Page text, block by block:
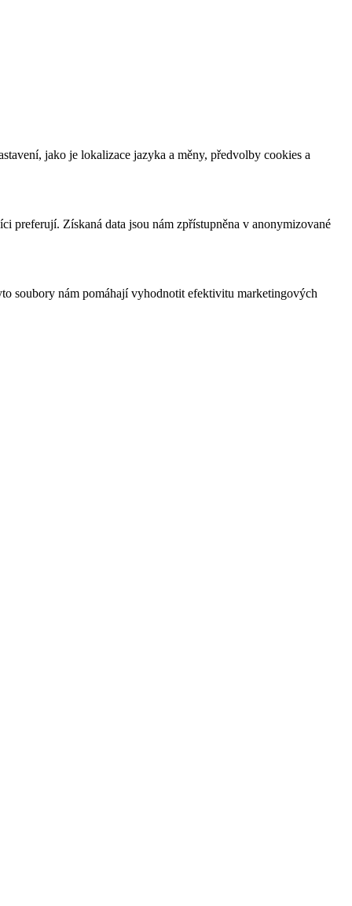
jako je lokalizace jazyka a měny, předvolby cookies a
preferují. Získaná data jsou nám zpřístupněna v anonymizované
soubory nám pomáhají vyhodnotit efektivitu marketingových